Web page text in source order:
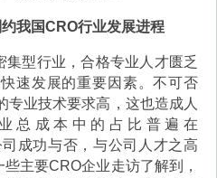
我国CRO行业发展进程
型行业，合格专业人才匮乏
速发展的重要因素。不可否
专业技术要求高，这也造成人
总成本中的占比普遍在
成功与否，与公司人才之高
主要CRO企业走访了解到，